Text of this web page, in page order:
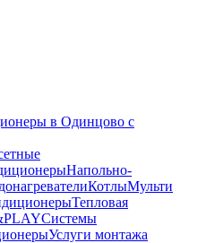
в Одинцово с
Напольно-
КотлыМульти
Тепловая
Системы
Услуги монтажа